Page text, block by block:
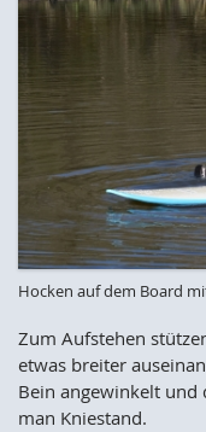
Hocken auf dem Board
Zum Aufstehen
etwas breiter
Bein angewinkelt und
man Kniestand.